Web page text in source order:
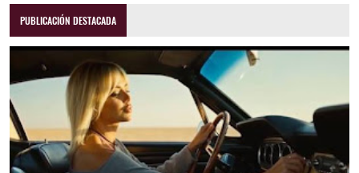
PUBLICACIÓN DESTACADA